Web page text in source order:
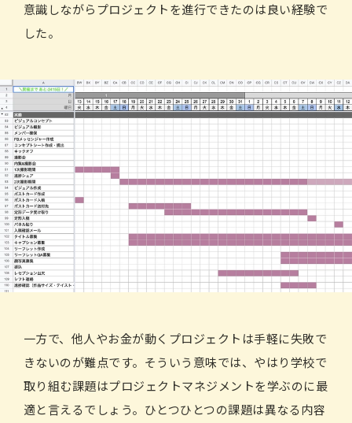
意識しながらプロジェクトを進行できたのは良い経験で
した。
一方で、他人やお金が動くプロジェクトは手軽に失敗で
きないのが難点です。そういう意味では、やはり学校で
取り組む課題はプロジェクトマネジメントを学ぶのに最
適と言えるでしょう。ひとつひとつの課題は異なる内容